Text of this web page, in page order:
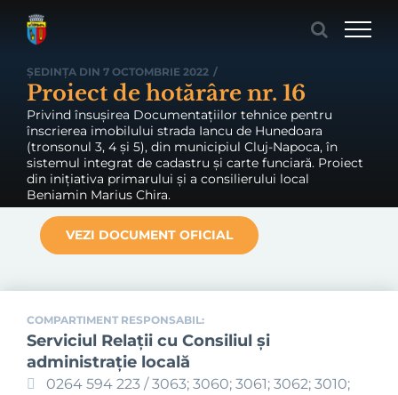
ȘEDINȚA DIN 7 OCTOMBRIE 2022 /
Proiect de hotărâre nr. 16
Privind însușirea Documentațiilor tehnice pentru
înscrierea imobilului strada Iancu de Hunedoara
(tronsonul 3, 4 și 5), din municipiul Cluj-Napoca, în
sistemul integrat de cadastru și carte funciară. Proiect
din inițiativa primarului și a consilierului local
Beniamin Marius Chira.
VEZI DOCUMENT OFICIAL
COMPARTIMENT RESPONSABIL:
Serviciul Relaţii cu Consiliul şi
administraţie locală
0264 594 223 / 3063; 3060; 3061; 3062; 3010;